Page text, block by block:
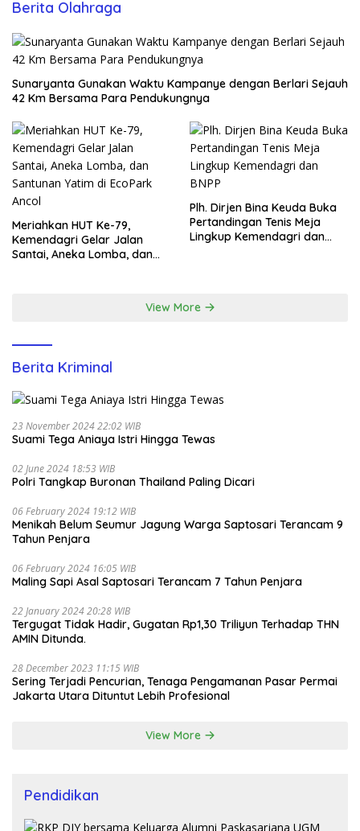
Berita Olahraga
Sunaryanta Gunakan Waktu Kampanye dengan Berlari Sejauh
42 Km Bersama Para Pendukungnya
Meriahkan HUT Ke-79,
Kemendagri Gelar Jalan
Santai, Aneka Lomba, dan
Plh. Dirjen Bina Keuda Buka
Pertandingan Tenis Meja
Lingkup Kemendagri dan
View More
Berita Kriminal
23 November 2024 22:02 WIB
Suami Tega Aniaya Istri Hingga Tewas
02 June 2024 18:53 WIB
Polri Tangkap Buronan Thailand Paling Dicari
06 February 2024 19:12 WIB
Menikah Belum Seumur Jagung Warga Saptosari Terancam 9
Tahun Penjara
06 February 2024 16:05 WIB
Maling Sapi Asal Saptosari Terancam 7 Tahun Penjara
22 January 2024 20:28 WIB
Tergugat Tidak Hadir, Gugatan Rp1,30 Triliyun Terhadap THN
AMIN Ditunda.
28 December 2023 11:15 WIB
Sering Terjadi Pencurian, Tenaga Pengamanan Pasar Permai
Jakarta Utara Dituntut Lebih Profesional
View More
Pendidikan